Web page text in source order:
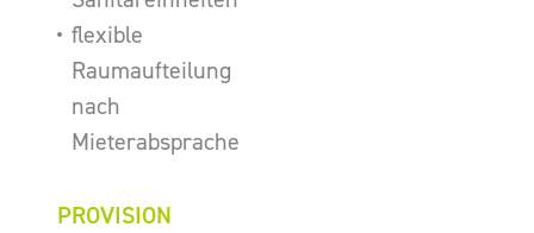
flexible
Raumaufteilung
nach
Mieterabsprache
PROVISION